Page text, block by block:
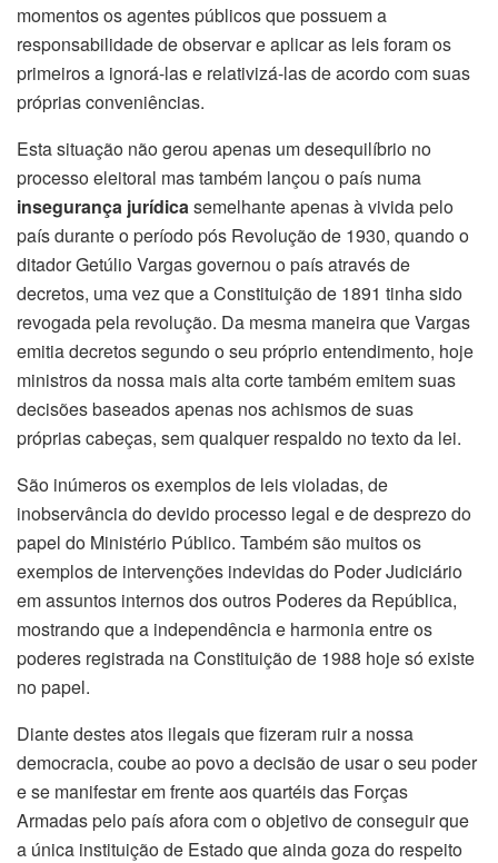
momentos os agentes públicos que possuem a
responsabilidade de observar e aplicar as leis foram os
primeiros a ignorá-las e relativizá-las de acordo com suas
próprias conveniências.
Esta situação não gerou apenas um desequilíbrio no
processo eleitoral mas também lançou o país numa
insegurança jurídicasemelhante apenas à vivida pelo
país durante o período pós Revolução de 1930, quando o
ditador Getúlio Vargas governou o país através de
decretos, uma vez que a Constituição de 1891 tinha sido
revogada pela revolução. Da mesma maneira que Vargas
emitia decretos segundo o seu próprio entendimento, hoje
ministros da nossa mais alta corte também emitem suas
decisões baseados apenas nos achismos de suas
próprias cabeças, sem qualquer respaldo no texto da lei.
São inúmeros os exemplos de leis violadas, de
inobservância do devido processo legal e de desprezo do
papel do Ministério Público. Também são muitos os
exemplos de intervenções indevidas do Poder Judiciário
em assuntos internos dos outros Poderes da República,
mostrando que a independência e harmonia entre os
poderes registrada na Constituição de 1988 hoje só existe
no papel.
Diante destes atos ilegais que fizeram ruir a nossa
democracia, coube ao povo a decisão de usar o seu poder
e se manifestar em frente aos quartéis das Forças
Armadas pelo país afora com o objetivo de conseguir que
a única instituição de Estado que ainda goza do respeito